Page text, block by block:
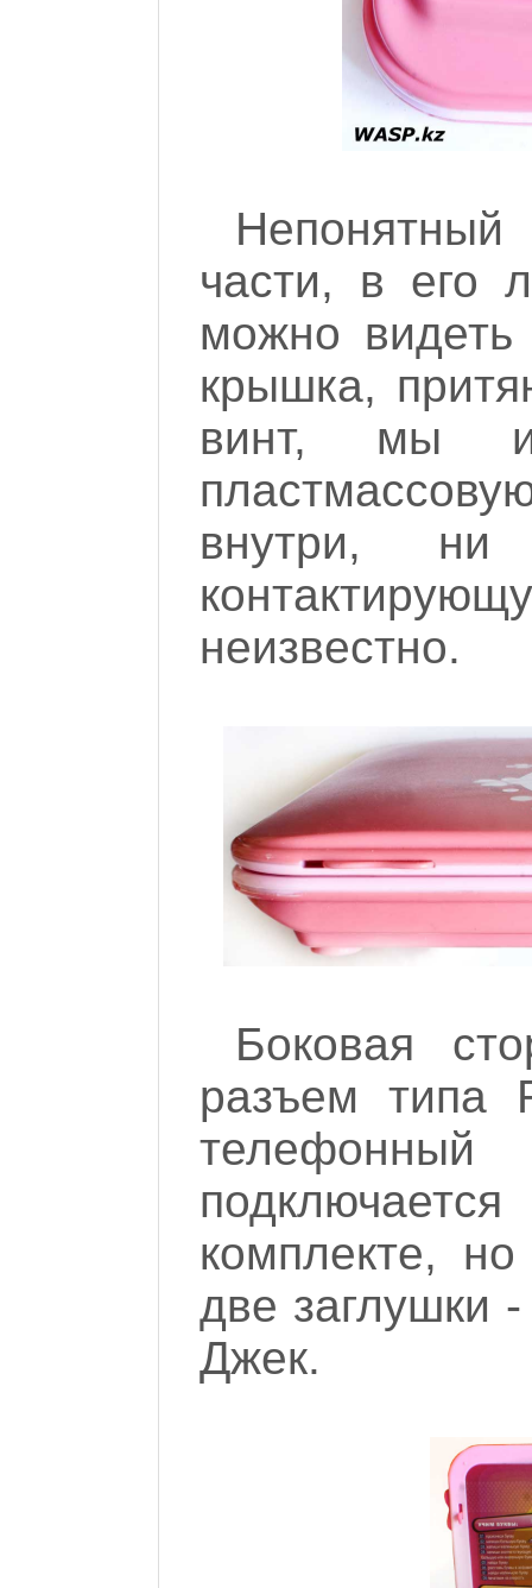
части, в его
можно видеть
крышка,
винт, мы
внутри,
неизвестно.
Боковая
разъем типа
комплекте,
две заглушки
Джек.